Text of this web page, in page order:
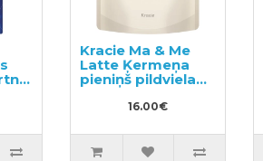
Kracie Ma & Me
Latte Ķermeņa
pieniņš pildviela
16.00€